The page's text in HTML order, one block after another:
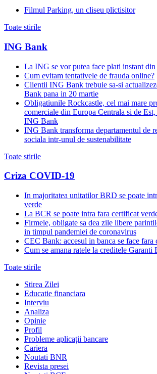
Filmul Parking, un cliseu plictisitor
Toate stirile
ING Bank
La ING se vor putea face plati instant din
Cum evitam tentativele de frauda online?
Clientii ING Bank trebuie sa-si
Bank pana in 20 martie
Obligatiunile Rockcastle, cel mai mare
comerciale din Europa Centrala si de
ING Bank
ING Bank transforma departamentul de
sociala intr-unul de sustenabilitate
Toate stirile
Criza COVID-19
In majoritatea unitatilor BRD se poate
verde
La BCR se poate intra fara certificat
Firmele, obligate sa dea zile libere
in timpul pandemiei de coronavirus
CEC Bank: accesul in banca se face fara
Cum se amana ratele la creditele Garanti
Toate stirile
Stirea Zilei
Educatie financiara
Interviu
Analiza
Opinie
Profil
Probleme aplicații bancare
Cariera
Noutati BNR
Revista presei